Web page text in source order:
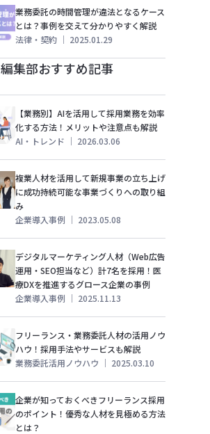
業務委託の時間管理が違法となるケース
とは？事例を交えて分かりやすく解説
法律・契約 ｜ 2025.01.29
編集部おすすめ記事
【業務別】AIを活用して採用業務を効率
化する方法！メリットや注意点も解説
AI・トレンド ｜ 2026.03.06
複業人材を活用して新規事業の立ち上げ
に成功持続可能な事業づくりへの取り組
み
企業導入事例 ｜ 2023.05.08
デジタルマーケティング人材（Web広告
運用・SEO担当など）計7名を採用！医
療DXを推進するグロース企業の事例
企業導入事例 ｜ 2025.11.13
フリーランス・業務委託人材の活用ノウ
ハウ！採用手法やサービスも解説
業務委託活用ノウハウ ｜ 2025.03.10
企業が知っておくべきフリーランス採用
のポイント！優秀な人材を見極める方法
とは？